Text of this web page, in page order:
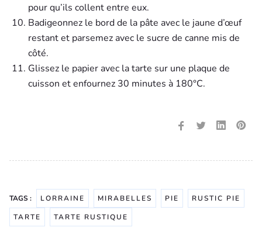
pour qu’ils collent entre eux.
Badigeonnez le bord de la pâte avec le jaune d’œuf
restant et parsemez avec le sucre de canne mis de
côté.
Glissez le papier avec la tarte sur une plaque de
cuisson et enfournez 30 minutes à 180°C.
TAGS : LORRAINE MIRABELLES PIE
RUSTIC PIE
TARTE
TARTE RUSTIQUE